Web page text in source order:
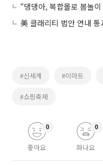
#신세계 #이마트
#쇼핑축제
좋아요
0
화나요
0